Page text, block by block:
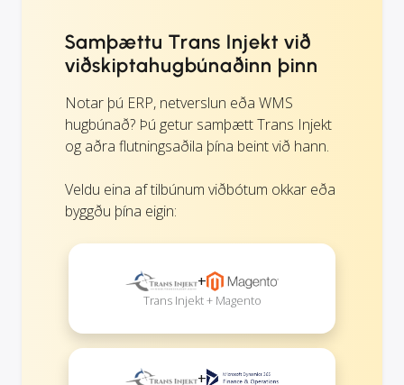
Samþættu Trans Injekt við
viðskiptahugbúnaðinn þinn
Notar þú ERP, netverslun eða WMS
hugbúnað? Þú getur samþætt Trans Injekt
og aðra flutningsaðila þína beint við hann.
Veldu eina af tilbúnum viðbótum okkar eða
byggðu þína eigin:
+
Trans Injekt + Magento
+